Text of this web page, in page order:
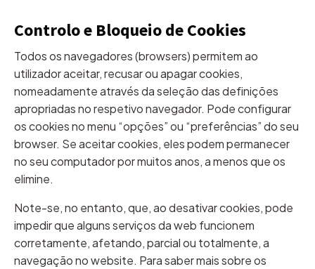
Controlo e Bloqueio de Cookies
Todos os navegadores (browsers) permitem ao
utilizador aceitar, recusar ou apagar cookies,
nomeadamente através da seleção das definições
apropriadas no respetivo navegador. Pode configurar
os cookies no menu “opções” ou “preferências” do seu
browser. Se aceitar cookies, eles podem permanecer
no seu computador por muitos anos, a menos que os
elimine.
Note-se, no entanto, que, ao desativar cookies, pode
impedir que alguns serviços da web funcionem
corretamente, afetando, parcial ou totalmente, a
navegação no website. Para saber mais sobre os